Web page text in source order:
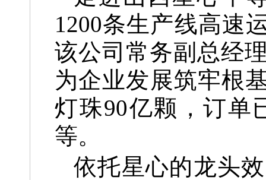
1200条生产线高速
该公司常务副总经
为企业发展筑牢根
灯珠90亿颗，订单
等。
依托星心的龙头